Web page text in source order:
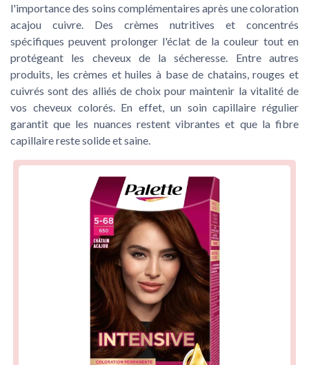
l'importance des soins complémentaires après une coloration
acajou cuivre. Des crèmes nutritives et concentrés
spécifiques peuvent prolonger l'éclat de la couleur tout en
protégeant les cheveux de la sécheresse. Entre autres
produits, les crèmes et huiles à base de chatains, rouges et
cuivrés sont des alliés de choix pour maintenir la vitalité de
vos cheveux colorés. En effet, un soin capillaire régulier
garantit que les nuances restent vibrantes et que la fibre
capillaire reste solide et saine.